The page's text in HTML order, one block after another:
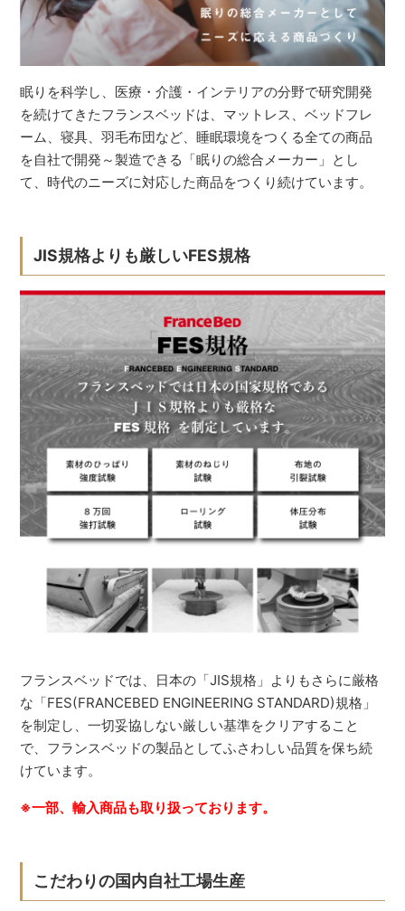
眠りを科学し、医療・介護・インテリアの分野で研究開発
を続けてきたフランスベッドは、マットレス、ベッドフレ
ーム、寝具、羽毛布団など、睡眠環境をつくる全ての商品
を自社で開発～製造できる「眠りの総合メーカー」とし
て、時代のニーズに対応した商品をつくり続けています。
JIS規格よりも厳しいFES規格
フランスベッドでは、日本の「JIS規格」よりもさらに厳格
な「FES(FRANCEBED ENGINEERING STANDARD)規格」
を制定し、一切妥協しない厳しい基準をクリアすること
で、フランスベッドの製品としてふさわしい品質を保ち続
けています。
※一部、輸入商品も取り扱っております。
こだわりの国内自社工場生産